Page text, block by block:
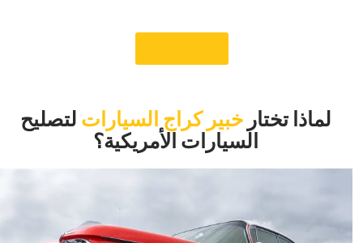
‏لماذا تختار‏ خبير كراج السيارات ‏لتصليح
السيارات الأمريكية؟‏